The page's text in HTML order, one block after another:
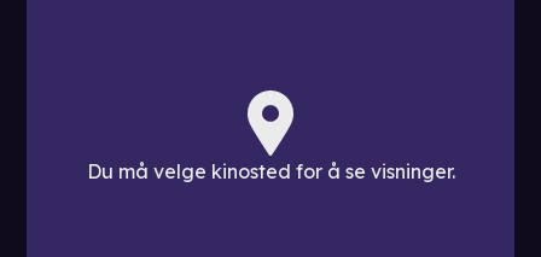
Du må velge kinosted for å se visninger.